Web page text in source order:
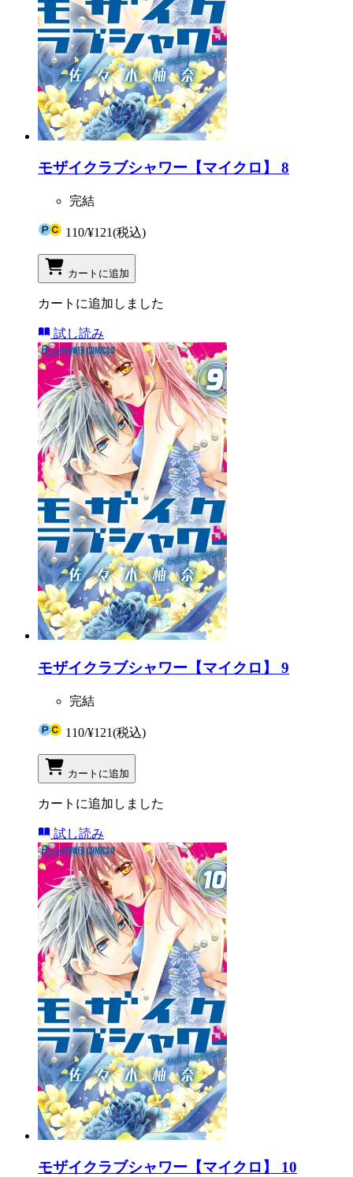
モザイクラブシャワー【マイクロ】 8
完結
110/¥121(税込)
カートに追加
カートに追加しました
試し読み
モザイクラブシャワー【マイクロ】 9
完結
110/¥121(税込)
カートに追加
カートに追加しました
試し読み
モザイクラブシャワー【マイクロ】 10